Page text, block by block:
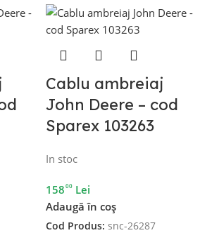
Cablu ambreiaj
John Deere – cod
Sparex 103263
In stoc
15800 Lei
Adaugă în coș
Cod Produs: snc-26287